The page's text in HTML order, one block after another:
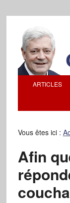
ARTICLES
Vous êtes ici :
Afin